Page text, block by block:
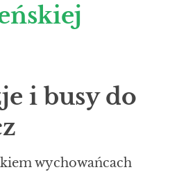
i busy do
wychowańcach